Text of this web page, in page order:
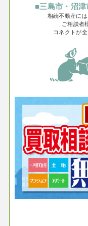
■三島市・沼
相続不動産に
ご相談者
コネクトが